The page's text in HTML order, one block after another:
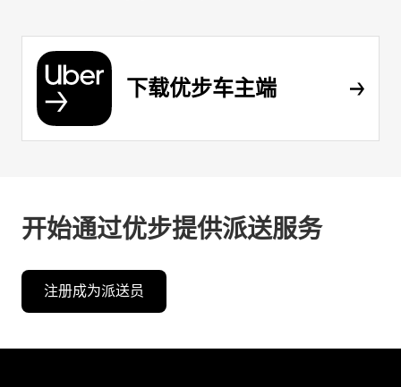
下载优步车主端
开始通过优步提供派送服务
注册成为派送员